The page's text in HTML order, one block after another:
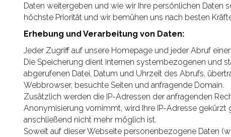
Daten weitergeben und wie wir Ihre persönlichen Daten
höchste Priorität und wir bemühen uns nach besten
Erhebung und Verarbeitung von Daten:
Jeder Zugriff auf unsere Homepage und jeder Abruf
Die Speicherung dient internen systembezogenen und
abgerufenen Datei, Datum und Uhrzeit des Abrufs,
Webbrowser, besuchte Seiten und anfragende Domain.
Zusätzlich werden die IP-Adressen der anfragenden
Anonymisierung vornimmt, wird Ihre IP-Adresse
anschließend nicht mehr möglich ist.
Soweit auf dieser Webseite personenbezogene Daten